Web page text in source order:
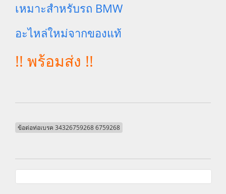
เหมาะสำหรับรถ BMW
อะไหล่ใหม่จากของแท้
!! พร้อมส่ง !!
ข้อต่อท่อเบรค 34326759268 6759268